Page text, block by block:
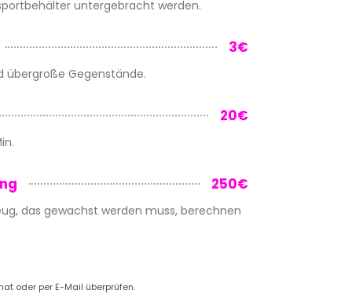
untergebracht werden.
3€
übergroße Gegenstände.
20€
250€
das gewachst werden muss, berechnen
oder per E-Mail überprüfen.